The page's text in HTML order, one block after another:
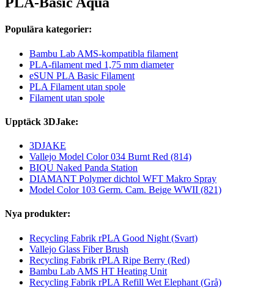
Populära kategorier:
Bambu Lab AMS-kompatibla filament
PLA-filament med 1,75 mm diameter
eSUN PLA Basic Filament
PLA Filament utan spole
Filament utan spole
Upptäck 3DJake:
3DJAKE
Vallejo Model Color 034 Burnt Red (814)
BIQU Naked Panda Station
DIAMANT Polymer dichtol WFT Makro Spray
Model Color 103 Germ. Cam. Beige WWII (821)
Nya produkter:
Recycling Fabrik rPLA Good Night (Svart)
Vallejo Glass Fiber Brush
Recycling Fabrik rPLA Ripe Berry (Red)
Bambu Lab AMS HT Heating Unit
Recycling Fabrik rPLA Refill Wet Elephant (Grå)